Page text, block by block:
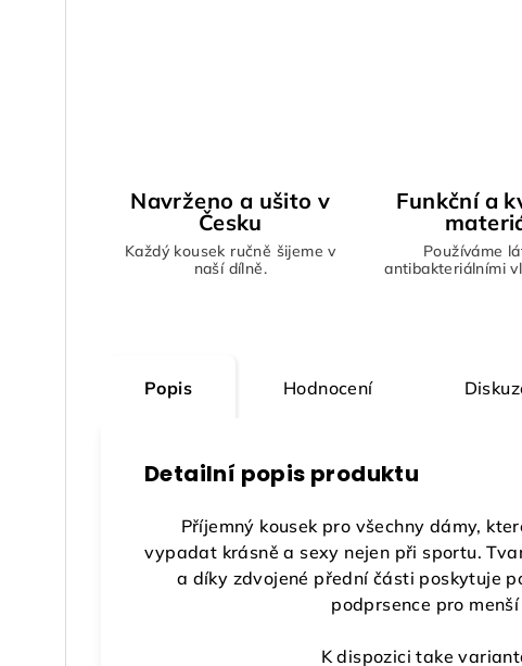
Navrženo a ušito v
Česku
Každý kousek ručně šijeme v
naší dílně.
Funkční a
Používáme
antibakteriálními
Popis Hodnocení
Detailní popis produktu
Příjemný kousek pro všechny dámy,
vypadat krásně a sexy nejen při sportu.
a díky zdvojené přední části poskytuje
podprsence pro
K dispozici take